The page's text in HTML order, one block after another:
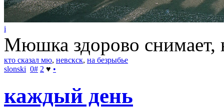
i
Мюшка здорово снимает,
кто сказал мю, невскск, на безрыбье
slonski 0# 2 ♥ •
каждый день